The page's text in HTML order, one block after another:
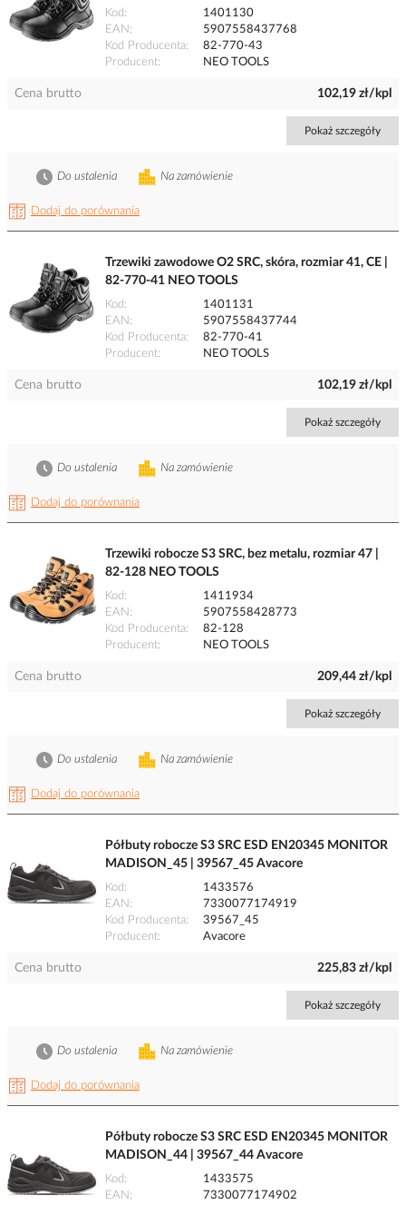
Kod
1401130
EAN
5907558437768
Kod Producenta
82-770-43
Producent
NEO TOOLS
Cena brutto 102,19 zł/kpl
Pokaż szczegóły
Dodaj do porównania
Na zamówienie
Do ustalenia
Trzewiki zawodowe O2 SRC, skóra, rozmiar 41, CE |
82-770-41 NEO TOOLS
Kod
1401131
EAN
5907558437744
Kod Producenta
82-770-41
Producent
NEO TOOLS
Cena brutto 102,19 zł/kpl
Pokaż szczegóły
Dodaj do porównania
Na zamówienie
Do ustalenia
Trzewiki robocze S3 SRC, bez metalu, rozmiar 47 |
82-128 NEO TOOLS
Kod
1411934
EAN
5907558428773
Kod Producenta
82-128
Producent
NEO TOOLS
Cena brutto 209,44 zł/kpl
Pokaż szczegóły
Dodaj do porównania
Na zamówienie
Do ustalenia
Półbuty robocze S3 SRC ESD EN20345 MONITOR
MADISON_45 | 39567_45 Avacore
Kod
1433576
EAN
7330077174919
Kod Producenta
39567_45
Producent
Avacore
Cena brutto 225,83 zł/kpl
Pokaż szczegóły
Dodaj do porównania
Na zamówienie
Do ustalenia
Półbuty robocze S3 SRC ESD EN20345 MONITOR
MADISON_44 | 39567_44 Avacore
Kod
1433575
EAN
7330077174902